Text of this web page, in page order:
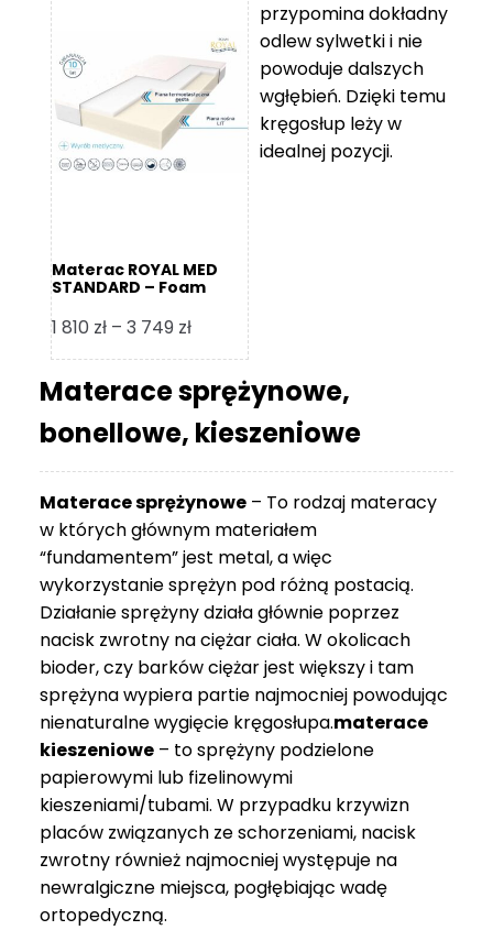
119 zł
do
11
670 zł
Materac ROYAL MED
STANDARD – Foam
1 810 zł – 3 749 złZakres
cen:
od
1
810 zł
749 zł
przypomina dokładny
odlew sylwetki i nie
powoduje dalszych
wgłębień. Dzięki temu
kręgosłup leży w
idealnej pozycji.
Materace sprężynowe,
bonellowe, kieszeniowe
Materace sprężynowe – To rodzaj materacy
w których głównym materiałem
“fundamentem” jest metal, a więc
wykorzystanie sprężyn pod różną postacią.
Działanie sprężyny działa głównie poprzez
nacisk zwrotny na ciężar ciała. W okolicach
bioder, czy barków ciężar jest większy i tam
sprężyna wypiera partie najmocniej powodując
nienaturalne wygięcie kręgosłupa.materace
kieszeniowe – to sprężyny podzielone
papierowymi lub fizelinowymi
kieszeniami/tubami. W przypadku krzywizn
placów związanych ze schorzeniami, nacisk
zwrotny również najmocniej występuje na
newralgiczne miejsca, pogłębiając wadę
ortopedyczną.